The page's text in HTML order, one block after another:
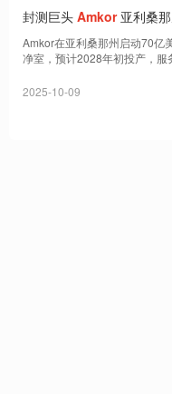
封测巨头 Amkor亚利桑
Amkor在亚利桑那州启动70亿
净室，预计2028年初投产，服
2025-10-09